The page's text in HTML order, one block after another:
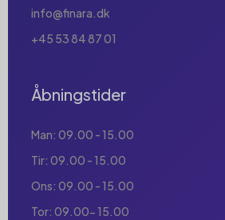
info@finara.dk
+45 53 84 87 01
Åbningstider
Man: 09.00 - 15.00
Tir: 09.00 - 15.00
Ons: 09.00 - 15.00
Tor: 09.00- 15.00